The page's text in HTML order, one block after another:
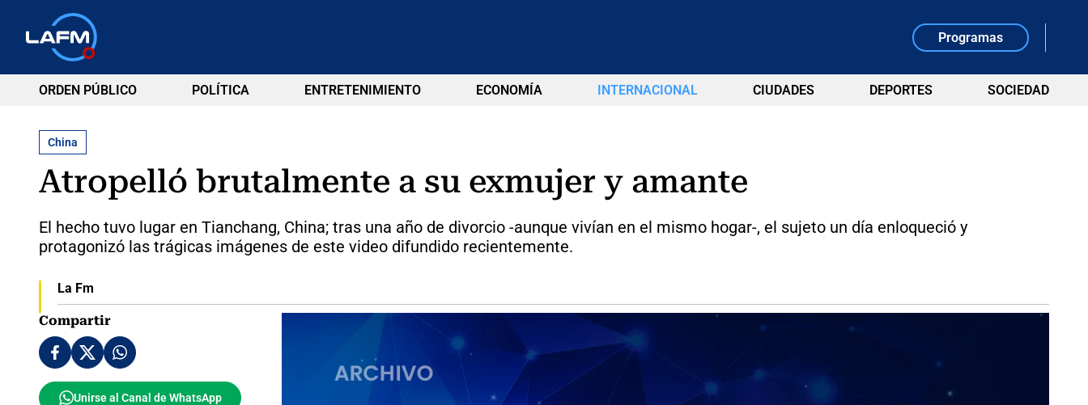
Programas
ORDEN PÚBLICO POLÍTICA ENTRETENIMIENTO ECONOMÍA INTERNACIONAL CIUDADES DEPORTES SOCIEDAD
China
Atropelló brutalmente a su exmujer y amante
El hecho tuvo lugar en Tianchang, China; tras una año de divorcio -aunque vivían en el mismo hogar-, el sujeto un día enloqueció y
protagonizó las trágicas imágenes de este video difundido recientemente.
La Fm
Compartir
Unirse al Canal de WhatsApp